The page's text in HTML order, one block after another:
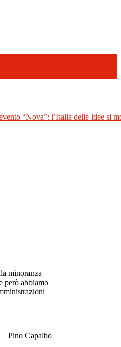
“Nova”: l’Italia delle idee si
minoranza
però abbiamo
Pino Capalbo